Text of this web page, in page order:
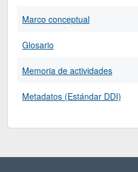
Marco conceptual
Glosario
Memoria de actividades
Metadatos (Estándar DDI)